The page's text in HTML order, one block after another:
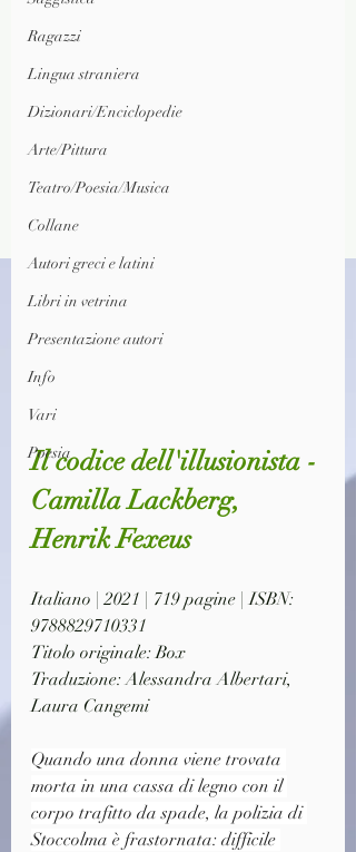
Ragazzi
Lingua straniera
Dizionari/Enciclopedie
Arte/Pittura
Teatro/Poesia/Musica
Collane
Autori greci e latini
Libri in vetrina
Presentazione autori
Info
Vari
Poesia
Il codice dell'illusionista -
Camilla Lackberg,
Henrik Fexeus
Italiano | 2021 | 719 pagine | ISBN:
9788829710331
Titolo originale: Box
Traduzione: Alessandra Albertari,
Laura Cangemi
Quando una donna viene trovata
morta in una cassa di legno con il
corpo trafitto da spade, la polizia di
Stoccolma è frastornata: difficile